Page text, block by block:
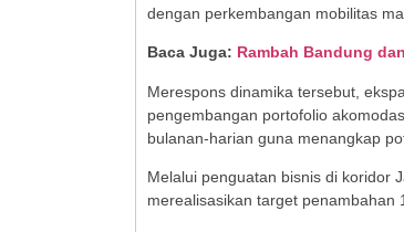
dengan perkembangan mobilitas
Baca Juga: Rambah Bandung
Merespons dinamika tersebut,
pengembangan portofolio
bulanan-harian guna menangkap
Melalui penguatan bisnis di koridor
merealisasikan target penambahan